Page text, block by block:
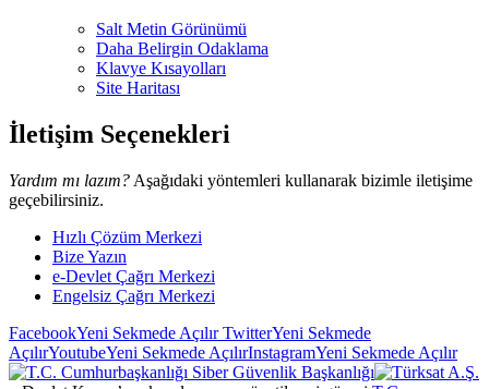
Salt Metin Görünümü
Daha Belirgin Odaklama
Klavye Kısayolları
Site Haritası
İletişim Seçenekleri
Yardım mı lazım? Aşağıdaki yöntemleri kullanarak bizimle iletişime
geçebilirsiniz.
Hızlı Çözüm Merkezi
Bize Yazın
e-Devlet Çağrı Merkezi
Engelsiz Çağrı Merkezi
FacebookYeni Sekmede AçılırTwitterYeni Sekmede
AçılırYoutubeYeni Sekmede AçılırInstagramYeni Sekmede Açılır